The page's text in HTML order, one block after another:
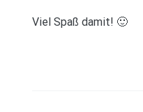
Viel Spaß damit! 🙂